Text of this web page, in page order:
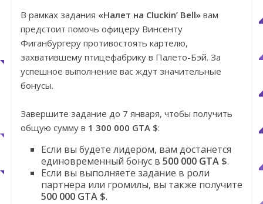
В рамках задания «Налет на Cluckin’ Bell»вам
предстоит помочь офицеру Винсенту
Фиганбургеру противостоять картелю,
захватившему птицефабрику в Палето-Бэй. За
успешное выполнение вас ждут значительные
бонусы.
Завершите задание до 7 января, чтобы получить
общую сумму в 1 300 000 GTA $:
Если вы будете лидером, вам достанется
единовременный бонус в 500 000 GTA $.
Если вы выполняете задание в роли
партнера или громилы, вы также получите
500 000 GTA $.